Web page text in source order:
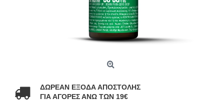
ΔΩΡΕΑΝ ΕΞΟΔΑ ΑΠΟΣΤΟΛΗΣ
ΓΙΑ ΑΓΟΡΕΣ ΑΝΩ ΤΩΝ 19€